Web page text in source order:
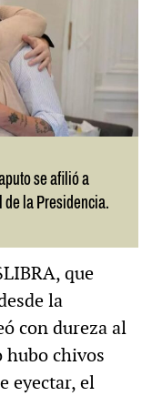
se afilió a
de la Presidencia.
que
la
con dureza al
hubo chivos
eyectar, el